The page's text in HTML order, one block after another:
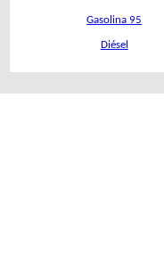
Gasolina 95
Diésel